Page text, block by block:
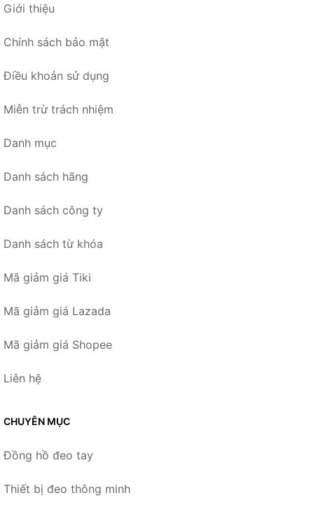
Giới thiệu
Chính sách bảo mật
Điều khoản sử dụng
Miễn trừ trách nhiệm
Danh mục
Danh sách hãng
Danh sách công ty
Danh sách từ khóa
Mã giảm giá Tiki
Mã giảm giá Lazada
Mã giảm giá Shopee
Liên hệ
CHUYÊN MỤC
Đồng hồ đeo tay
Thiết bị đeo thông minh